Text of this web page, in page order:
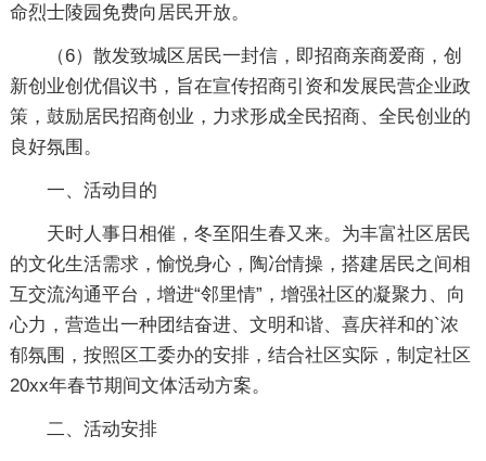
命烈士陵园免费向居民开放。
（6）散发致城区居民一封信，即招商亲商爱商，创
新创业创优倡议书，旨在宣传招商引资和发展民营企业政
策，鼓励居民招商创业，力求形成全民招商、全民创业的
良好氛围。
一、活动目的
天时人事日相催，冬至阳生春又来。为丰富社区居民
的文化生活需求，愉悦身心，陶冶情操，搭建居民之间相
互交流沟通平台，增进“邻里情”，增强社区的凝聚力、向
心力，营造出一种团结奋进、文明和谐、喜庆祥和的`浓
郁氛围，按照区工委办的安排，结合社区实际，制定社区
20xx年春节期间文体活动方案。
二、活动安排